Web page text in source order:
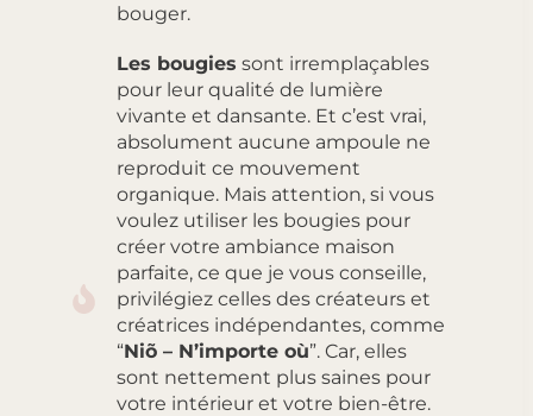
bouger.
Les bougies sont irremplaçables
pour leur qualité de lumière
vivante et dansante. Et c’est vrai,
absolument aucune ampoule ne
reproduit ce mouvement
organique. Mais attention, si vous
voulez utiliser les bougies pour
créer votre ambiance maison
parfaite, ce que je vous conseille,
privilégiez celles des créateurs et
créatrices indépendantes, comme
“Niõ – N’importe où”. Car, elles
sont nettement plus saines pour
votre intérieur et votre bien-être.